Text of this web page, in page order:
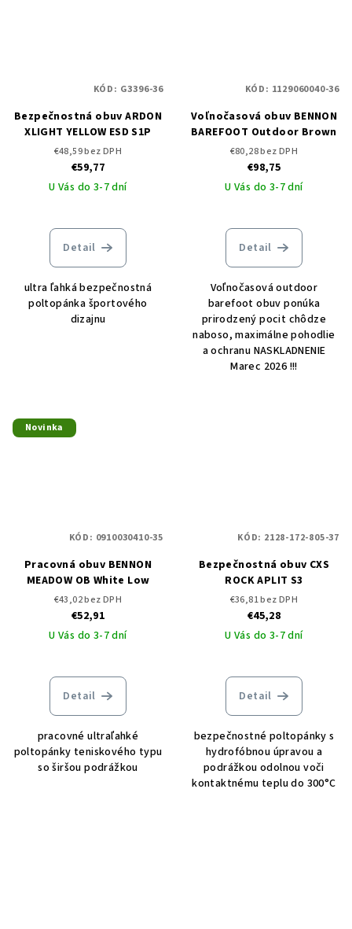
Bezpečnostná obuv ARDON
XLIGHT YELLOW ESD S1P
€48,59 bez DPH
€59,77
U Vás do 3-7 dní
Detail
ultra ľahká bezpečnostná
poltopánka športového
dizajnu
KÓD: G3396-36
Voľnočasová obuv BENNON
BAREFOOT Outdoor Brown
€80,28 bez DPH
€98,75
U Vás do 3-7 dní
Detail
Voľnočasová outdoor
barefoot obuv ponúka
prirodzený pocit chôdze
naboso, maximálne pohodlie
a ochranu NASKLADNENIE
Marec 2026 !!!
KÓD: 1129060040-36
Novinka
Pracovná obuv BENNON
MEADOW OB White Low
€43,02 bez DPH
€52,91
U Vás do 3-7 dní
Detail
pracovné ultraľahké
poltopánky teniskového typu
so širšou podrážkou
KÓD: 0910030410-35
Bezpečnostná obuv CXS
ROCK APLIT S3
€36,81 bez DPH
€45,28
U Vás do 3-7 dní
Detail
bezpečnostné poltopánky s
hydrofóbnou úpravou a
podrážkou odolnou voči
kontaktnému teplu do 300°C
KÓD: 2128-172-805-37